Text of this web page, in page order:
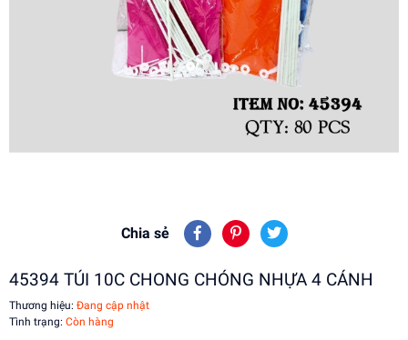
Chia sẻ
45394 TÚI 10C CHONG CHÓNG NHỰA 4 CÁNH
Thương hiệu: Đang cập nhật
Tình trạng: Còn hàng